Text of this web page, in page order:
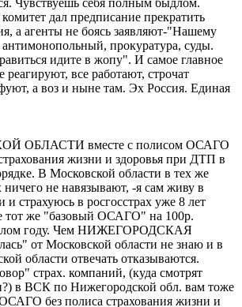
дал предписание прекратить
а агенты не боясь заявляют-"Нашему
прокуратура, суды.
идите в жопу". И самое главное
реагируют, все работают, строчат
а воз и ныне там. Эх Россия. Единая
ОБЛАСТИ вместе с полисом ОСАГО
жизни и здоровья при ДТП в
В Московской области в тех же
ничего не навязывают, -я сам живу в
и страхуюсь в росгосстрах уже 8 лет
тот же "базовый ОСАГО" на 100р.
году. Чем НИЖЕГОРОДСКАЯ
от Московской области не знаю и в
области отвечать отказываются.
страх. компаний, (куда смотрят
в ВСК по Нижегородской обл. вам тоже
без полиса страхования жизни и